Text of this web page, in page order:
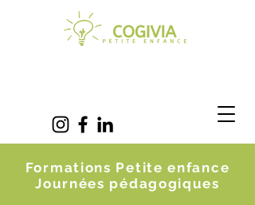
Formations Petite enfance
Journées pédagogiques